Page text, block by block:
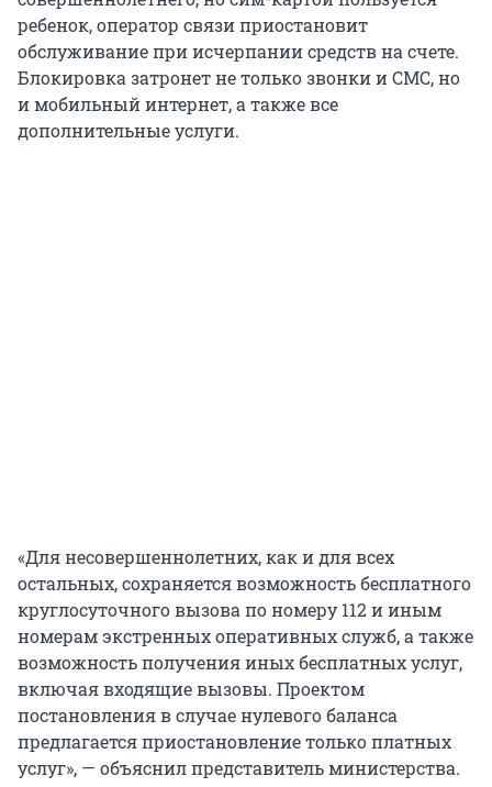
ребенок, оператор связи приостановит
обслуживание при исчерпании средств на счете.
Блокировка затронет не только звонки и СМС, но
и мобильный интернет, а также все
дополнительные услуги.
«Для несовершеннолетних, как и для всех
остальных, сохраняется возможность бесплатного
круглосуточного вызова по номеру 112 и иным
номерам экстренных оперативных служб, а также
возможность получения иных бесплатных услуг,
включая входящие вызовы. Проектом
постановления в случае нулевого баланса
предлагается приостановление только платных
услуг», — объяснил представитель министерства.